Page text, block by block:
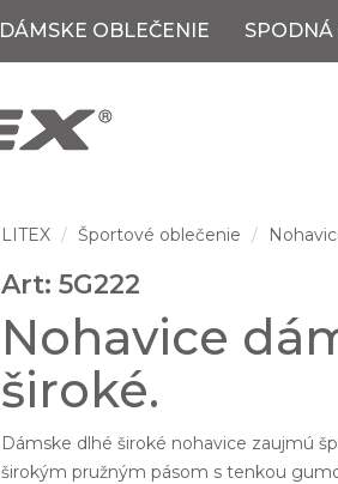
DÁMSKE OBLEČENIE
LITEX Športové oblečenie
Art: 5G222
Nohavice
široké.
Dámske dlhé široké nohavice zaujmú
širokým pružným pásom s tenkou